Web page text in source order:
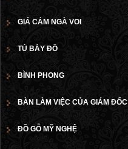
GIÁ CẮM NGÀ VOI
TỦ BÀY ĐỒ
BÌNH PHONG
BÀN LÀM VIỆC CỦA GIÁM ĐỐC
ĐỒ GỖ MỸ NGHỆ